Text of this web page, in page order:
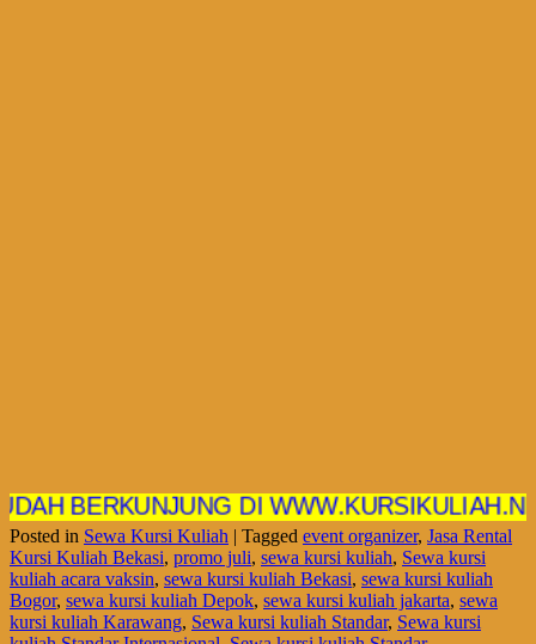
DI WWW.KURSIKULIAH.NET
Posted in Sewa Kursi Kuliah | Tagged event organizer, Jasa Rental
Kursi Kuliah Bekasi, promo juli, sewa kursi kuliah, Sewa kursi
kuliah acara vaksin, sewa kursi kuliah Bekasi, sewa kursi kuliah
Bogor, sewa kursi kuliah Depok, sewa kursi kuliah jakarta, sewa
kursi kuliah Karawang, Sewa kursi kuliah Standar, Sewa kursi